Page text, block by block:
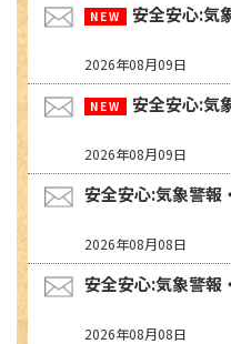
安全安心:気
2026年08月09日
安全安心:気
2026年08月09日
安全安心:気象警報
2026年08月08日
安全安心:気象警報
2026年08月08日